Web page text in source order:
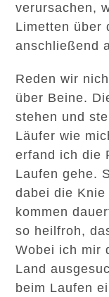
verursachen,
Limetten über
anschließend
Reden wir
über Beine.
stehen und
Läufer wie
erfand ich die
Laufen gehe.
dabei die
kommen
so heilfroh,
Wobei ich mir
Land
beim Laufen